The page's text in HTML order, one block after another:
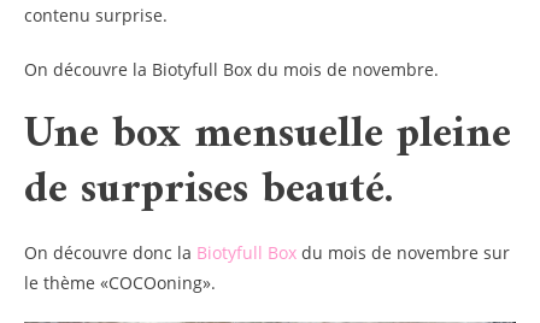
contenu surprise.
On découvre la Biotyfull Box du mois de novembre.
Une box mensuelle pleine
de surprises beauté.
On découvre donc la Biotyfull Box du mois de novembre sur
le thème «COCOoning».